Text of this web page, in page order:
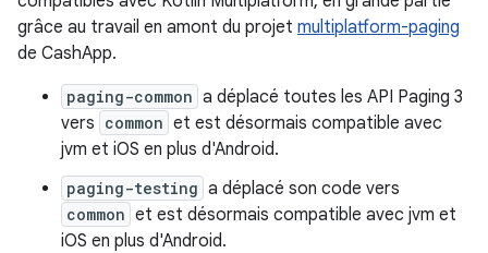
grâce au travail en amont du projet multiplatform-paging
de CashApp.
paging-common a déplacé toutes les API Paging 3
vers common et est désormais compatible avec
jvm et iOS en plus d'Android.
paging-testing a déplacé son code vers
common et est désormais compatible avec jvm et
iOS en plus d'Android.